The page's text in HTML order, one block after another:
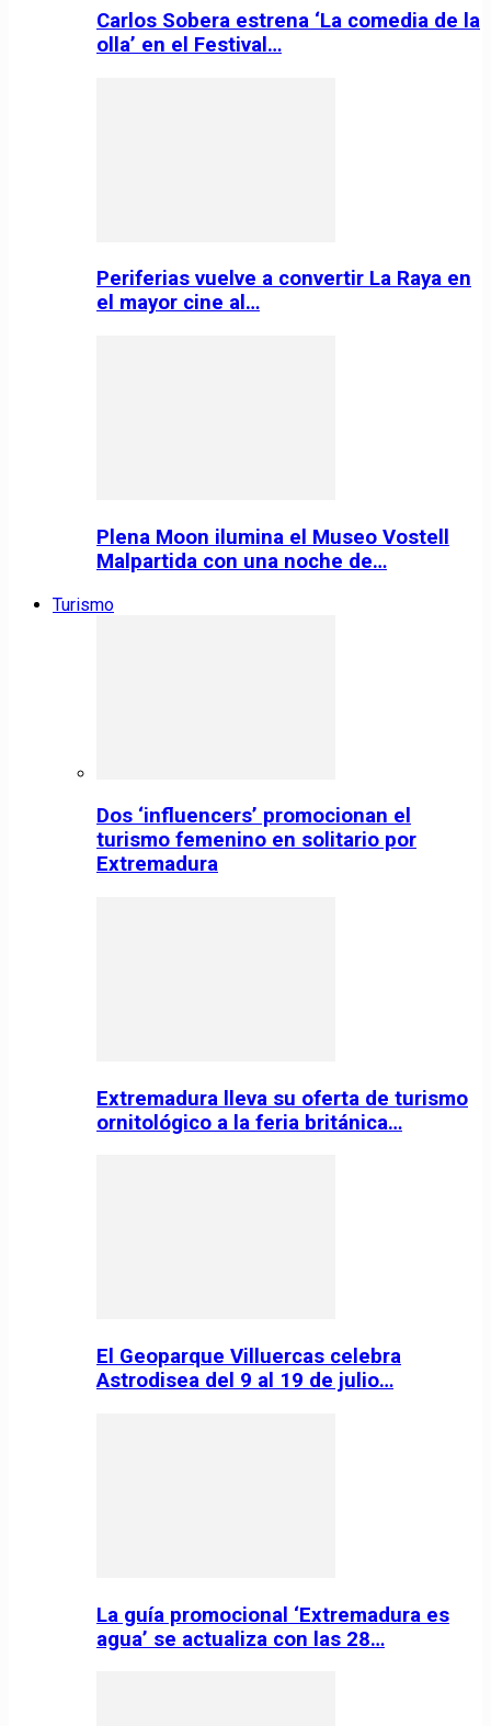
Carlos Sobera estrena ‘La comedia de la
olla’ en el Festival…
Periferias vuelve a convertir La Raya en
el mayor cine al…
Plena Moon ilumina el Museo Vostell
Malpartida con una noche de…
Turismo
Dos ‘influencers’ promocionan el
turismo femenino en solitario por
Extremadura
Extremadura lleva su oferta de turismo
ornitológico a la feria británica…
El Geoparque Villuercas celebra
Astrodisea del 9 al 19 de julio…
La guía promocional ‘Extremadura es
agua’ se actualiza con las 28…